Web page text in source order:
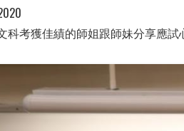
科考獲佳績的師姐跟師妹分享應試